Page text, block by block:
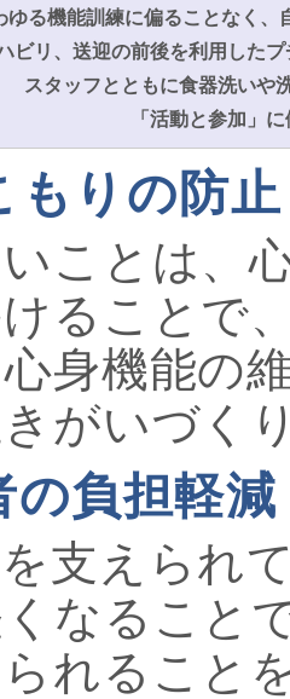
ゆる機能訓練に偏ることなく
ビリ、送迎の前後を利用した
スタッフとともに食器洗いや
「活動と参加」
もりの防止
ことは、
ることで
身機能の
がいづく
の負担軽
支えられ
なること
れること